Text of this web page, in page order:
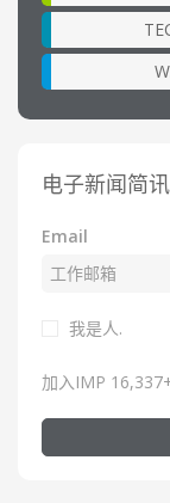
电子新闻简讯
Email
我是人.
加入IMP